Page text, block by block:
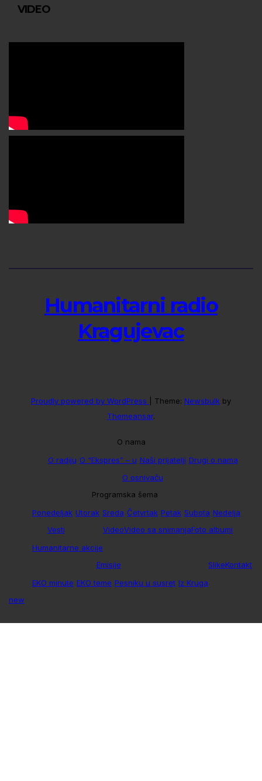
VIDEO
Humanitarni radio
Kragujevac
Proudly powered by WordPress Theme: Newsbulk by
Themeansar.
O nama
O radiju O “Ekspres” – u Naši prijatelji Drugi o nama
O osnivaču
Programska šema
Ponedeljak Utorak Sreda Četvrtak Petak Subota Nedelja
Vesti
Humanitarne akcije
VideoVideo sa snimanjaFoto albumi
Emisije
EKO minute EKO teme Pesniku u susret Iz Kruga
SlikeKontakt
new